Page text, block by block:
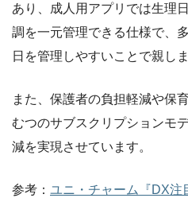
あり、成人用アプリでは生理
調を一元管理できる仕様で、
日を管理しやすいことで親し
また、保護者の負担軽減や保
むつのサブスクリプションモ
減を実現させています。
参考： ユニ・チャーム『DX注